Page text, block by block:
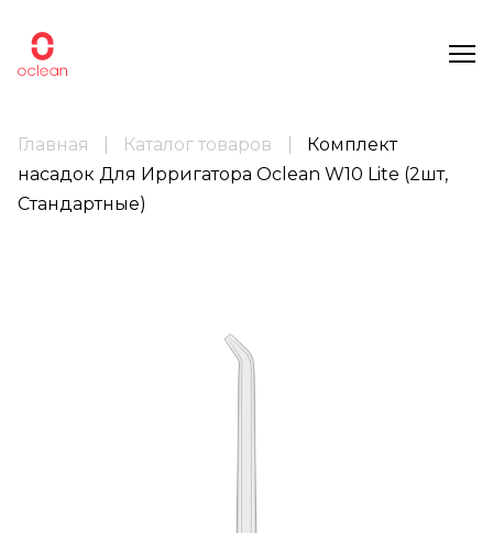
Главная Каталог товаров
Комплект
насадок Для Ирригатора Oclean W10 Lite (2шт,
Стандартные)